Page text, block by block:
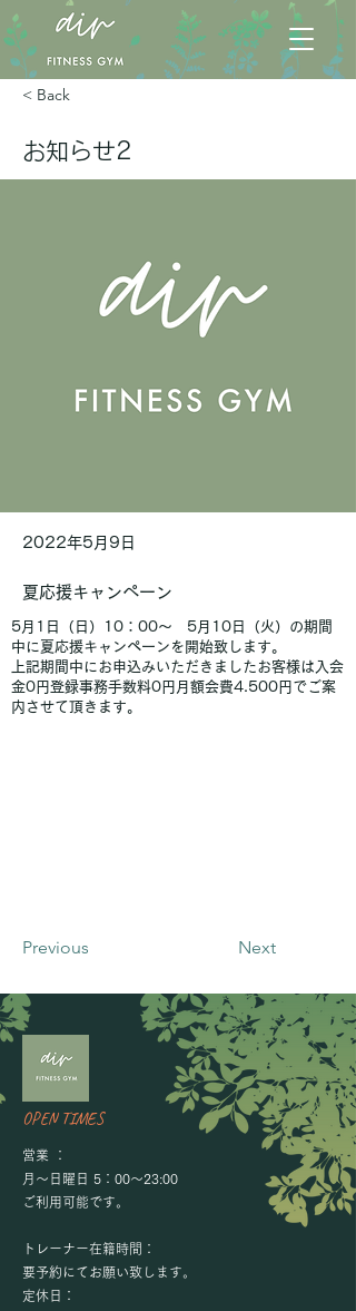
< Back
お知らせ2
2022年5月9日
夏応援キャンペーン
5月1日（日）10：00～ 5月10日（火）の期間
中に夏応援キャンペーンを開始致します。
上記期間中にお申込みいただきましたお客様は入会
金0円登録事務手数料0円月額会費4.500円でご案
内させて頂きます。
Previous Next
OPEN TIMES
営業 ：
月～日曜日 5：00～23:00
​ご利用可能です。
トレーナー在籍時間：
要予約にてお願い致します。
定休日：